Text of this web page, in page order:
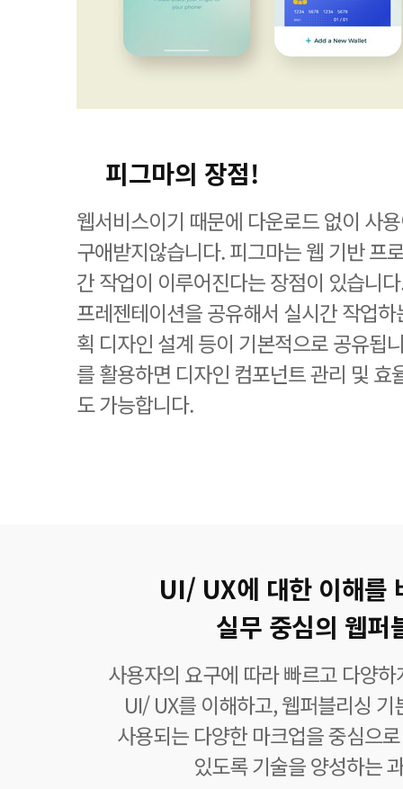
피그마의 장점!
웹서비스이기 때문에 다운로드 없이 사
구애받지않습니다. 피그마는 웹 기반 프
간 작업이 이루어진다는 장점이 있습니
프레젠테이션을 공유해서 실시간 작업
획 디자인 설계 등이 기본적으로 공유됩
를 활용하면 디자인 컴포넌트 관리 및 효
도 가능합니다.
UI/ UX에 대한 이해를
실무 중심의 웹퍼
사용자의 요구에 따라 빠르고 다양
UI/ UX를 이해하고, 웹퍼블리싱 기
사용되는 다양한 마크업을 중심으
있도록 기술을 양성하는